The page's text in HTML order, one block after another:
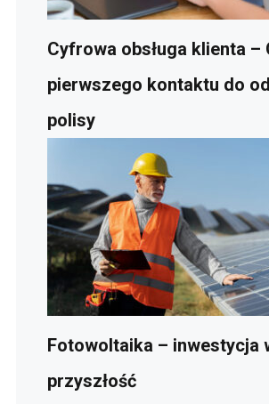
Cyfrowa obsługa klienta –
pierwszego kontaktu do
polisy
Fotowoltaika – inwestycja
przyszłość